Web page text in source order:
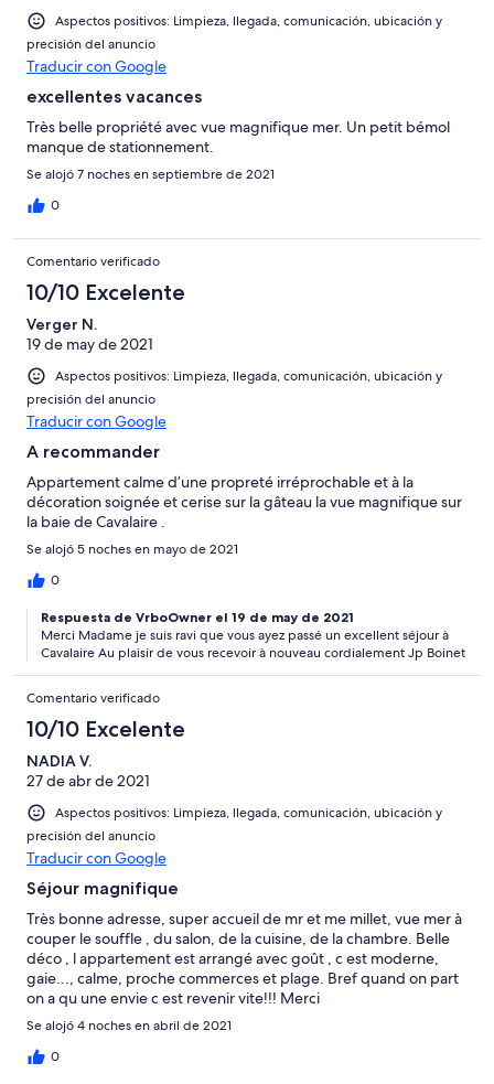
Aspectos positivos: Limpieza, llegada, comunicación, ubicación y
precisión del anuncio
Traducir con Google
excellentes vacances
Très belle propriété avec vue magnifique mer. Un petit bémol
manque de stationnement.
Se alojó 7 noches en septiembre de 2021
0
Comentario verificado
10/10 Excelente
Verger N.
19 de may de 2021
Aspectos positivos: Limpieza, llegada, comunicación, ubicación y
precisión del anuncio
Traducir con Google
A recommander
Appartement calme d’une propreté irréprochable et à la
décoration soignée et cerise sur la gâteau la vue magnifique sur
la baie de Cavalaire .
Se alojó 5 noches en mayo de 2021
0
Respuesta de VrboOwner el 19 de may de 2021
Merci Madame je suis ravi que vous ayez passé un excellent séjour à
Cavalaire Au plaisir de vous recevoir à nouveau cordialement Jp Boinet
Comentario verificado
10/10 Excelente
NADIA V.
27 de abr de 2021
Aspectos positivos: Limpieza, llegada, comunicación, ubicación y
precisión del anuncio
Traducir con Google
Séjour magnifique
Très bonne adresse, super accueil de mr et me millet, vue mer à
couper le souffle , du salon, de la cuisine, de la chambre. Belle
déco , l appartement est arrangé avec goût , c est moderne,
gaie..., calme, proche commerces et plage. Bref quand on part
on a qu une envie c est revenir vite!!! Merci
Se alojó 4 noches en abril de 2021
0